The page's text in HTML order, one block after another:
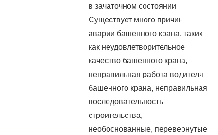
в зачаточном состоянии
Существует много причин
аварии башенного крана, таких
как неудовлетворительное
качество башенного крана,
неправильная работа водителя
башенного крана, неправильная
последовательность
строительства,
необоснованные, перевернутые